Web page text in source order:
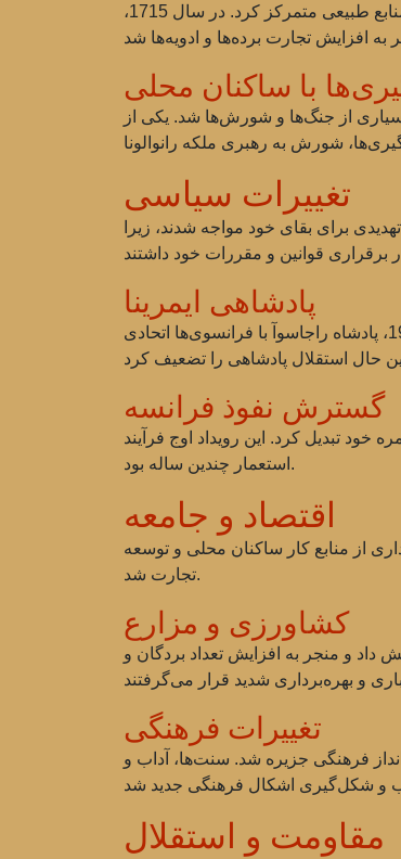
در سال 1664، فرانسه نخستین مستعمره خود را در ماداگاسکار تأسیس کرد و تلاش‌های خود را بر تجارت و بهره‌برداری از منابع طبیعی متمرکز کرد. در سال 1715،
با ساکنان محلی
از جنگ‌ها و شورش‌ها شد. یکی از
تغییرات سیاسی
برای بقای خود مواجه شدند، زیرا
پادشاهی ایمرینا
پادشاهی ایمرینا که در مرکز جزیره قرار داشت، یکی از نخستین پادشاهی‌هایی بود که با قدرت استعماری مواجه شد. در اوایل قرن 19، پادشاه راجاسوآ با فرانسوی‌ها اتحادی
گسترش نفوذ فرانسه
ضمیمه کرد و آن را به مستعمره خود تبدیل کرد. این رویداد اوج فرآیند
استعمار چندین ساله بود.
اقتصاد و جامعه
از منابع کار ساکنان محلی و توسعه
تجارت شد.
کشاورزی و مزارع
داد و منجر به افزایش تعداد بردگان و
تغییرات فرهنگی
فرهنگی جزیره شد. سنت‌ها، آداب و
مقاومت و استقلال